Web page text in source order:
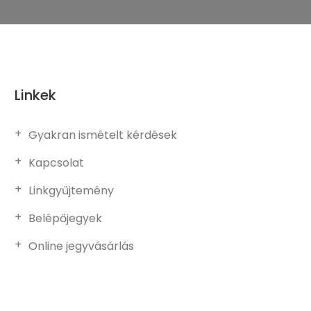
Linkek
Gyakran ismételt kérdések
Kapcsolat
Linkgyűjtemény
Belépőjegyek
Online jegyvásárlás